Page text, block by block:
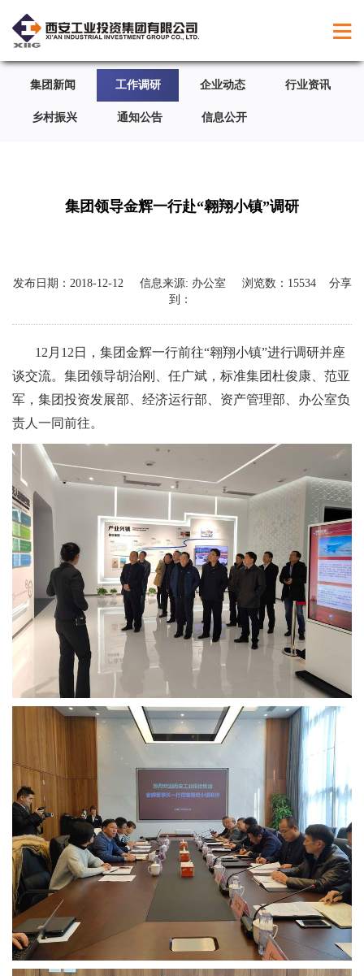
集团新闻 工作调研 企业动态 行业资讯
乡村振兴 通知公告 信息公开
集团领导金辉一行赴“翱翔小镇”调研
发布日期： 2018-12-12信息来源: 办公室 浏览数： 15534分享
到：
12月12日，集团金辉一行前往“翱翔小镇”进行调研并座
谈交流。集团领导胡治刚、任广斌，标准集团杜俊康、范亚
军，集团投资发展部、经济运行部、资产管理部、办公室负
责人一同前往。